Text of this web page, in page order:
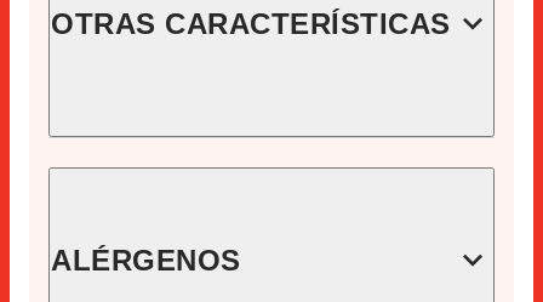
OTRAS CARACTERÍSTICAS
CÓDIGO
EAN
8410060130708
ALÉRGENOS